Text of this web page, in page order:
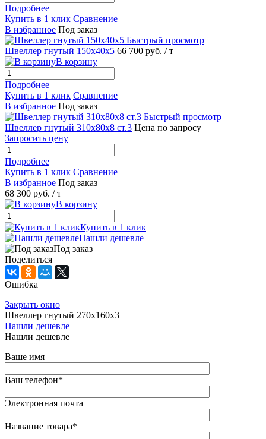
Подробнее
Купить в 1 клик Сравнение
В избранное Под заказ
Быстрый просмотр
Швеллер гнутый 150х40х5 66 700 руб. / т
В корзину
Подробнее
Купить в 1 клик Сравнение
В избранное Под заказ
Быстрый просмотр
Швеллер гнутый 310х80х8 ст.3 Цена по запросу
Запросить цену
Подробнее
Купить в 1 клик Сравнение
В избранное Под заказ
68 300 руб. / т
В корзину
Купить в 1 клик
Нашли дешевле
Под заказ
Поделиться
Ошибка
Закрыть окно
Швеллер гнутый 270х160х3
Нашли дешевле
Нашли дешевле
Ваше имя
Ваш телефон*
Электронная почта
Название товара*